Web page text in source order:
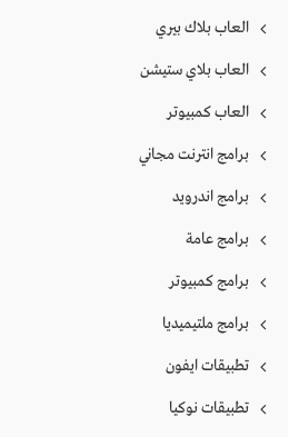
العاب بلاك بيري
العاب بلاي ستيشن
العاب كمبيوتر
برامج انترنت مجاني
برامج اندرويد
برامج عامة
برامج كمبيوتر
برامج ملتيميديا
تطبيقات ايفون
تطبيقات نوكيا